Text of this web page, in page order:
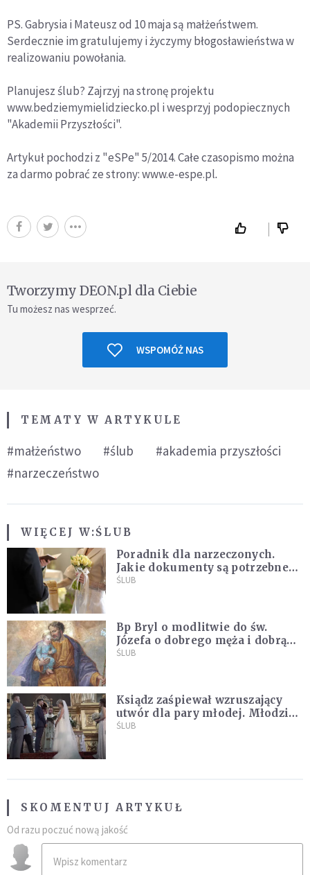
PS. Gabrysia i Mateusz od 10 maja są małżeństwem.
Serdecznie im gratulujemy i życzymy błogosławieństwa w
realizowaniu powołania.
Planujesz ślub? Zajrzyj na stronę projektu
www.bedziemymielidziecko.pl i wesprzyj podopiecznych
"Akademii Przyszłości".
Artykuł pochodzi z "eSPe" 5/2014. Całe czasopismo można
za darmo pobrać ze strony: www.e-espe.pl.
Tworzymy DEON.pl dla Ciebie
Tu możesz nas wesprzeć.
WSPOMÓŻ NAS
TEMATY W ARTYKULE
#małżeństwo #ślub
#akademia przyszłości
#narzeczeństwo
WIĘCEJ W:ŚLUB
Poradnik dla narzeczonych.
Jakie dokumenty są potrzebne
do ślubu konkordatowego?
ŚLUB
Bp Bryl o modlitwie do św.
Józefa o dobrego męża i dobrą
żonę: Nie bójmy się wołać do
ŚLUB
Ksiądz zaśpiewał wzruszający
utwór dla pary młodej. Młodzi
nie kryli wzruszenia [MUZYKA]
ŚLUB
SKOMENTUJ ARTYKUŁ
Od razu poczuć nową jakość